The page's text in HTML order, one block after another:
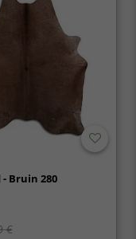
Bruin 280
€